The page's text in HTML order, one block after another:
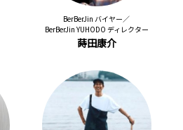
BerBerJin バイヤー／
BerBerJin YUHODO ディレクター
蒔田康介